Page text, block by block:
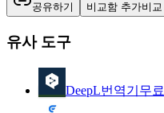
공유하기 비교함 추가비교
유사 도구
DeepL번역기 무료